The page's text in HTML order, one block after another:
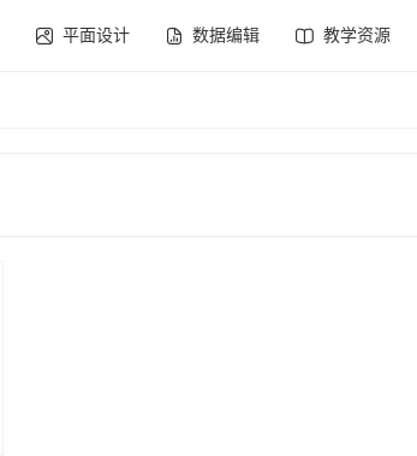
平面设计 数据编辑 教学资源